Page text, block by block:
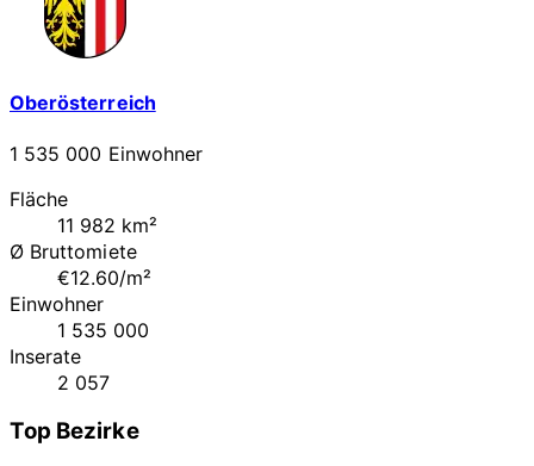
Oberösterreich
1 535 000 Einwohner
Fläche
11 982 km²
Ø Bruttomiete
€12.60/m²
Einwohner
1 535 000
Inserate
2 057
Top Bezirke